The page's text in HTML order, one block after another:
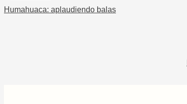
Humahuaca: aplaudiendo balas